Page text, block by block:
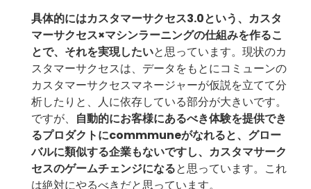
具体的にはカスタマーサクセス3.0という、カスタ
マーサクセス×マシンラーニングの仕組みを作るこ
とで、それを実現したいと思っています。現状のカ
スタマーサクセスは、データをもとにコミューンの
カスタマーサクセスマネージャーが仮説を立てて分
析したりと、人に依存している部分が大きいです。
ですが、 自動的にお客様にあるべき体験を提供でき
るプロダクトにcommmuneがなれると、グロー
バルに類似する企業もないですし、カスタマサーク
セスのゲームチェンジになると思っています。これ
は絶対にやるべきだと思っています。